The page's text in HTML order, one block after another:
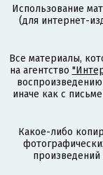
Использование
(для интернет-
Все материалы,
на агентство
иначе как с
Какое-либо
произведений